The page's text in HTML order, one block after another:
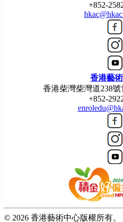
+852-
香港藝
香港柴灣柴灣道238
+852-
© 2026 香港藝術中心版權所有。